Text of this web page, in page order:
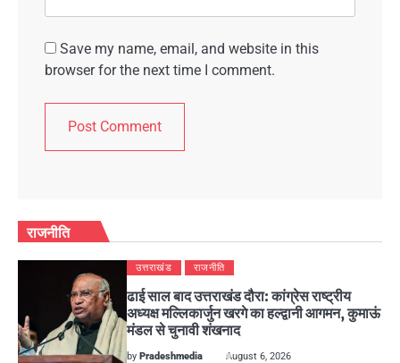
Save my name, email, and website in this
browser for the next time I comment.
राजनीति
उत्तराखंड राजनीति
ढाई साल बाद उत्तराखंड दौरा: कांग्रेस राष्ट्रीय
अध्यक्ष मल्लिकार्जुन खरगे का हल्द्वानी आगमन, कुमाऊं
मंडल से चुनावी शंखनाद
byPradeshmedia August 6, 2026